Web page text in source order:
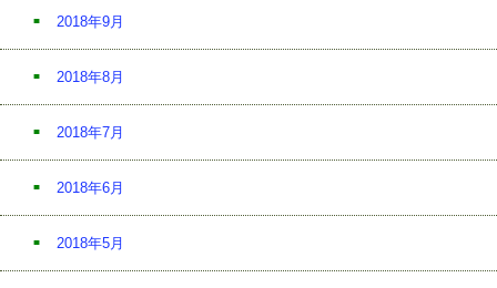
2018年9月
2018年8月
2018年7月
2018年6月
2018年5月